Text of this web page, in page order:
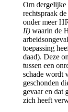
Om dergelijke
rechtspraak
onder meer
II) waarin de
toepassing
daad). Deze
tussen een
schade wordt
geschonden
gevaar en dat
zich heeft